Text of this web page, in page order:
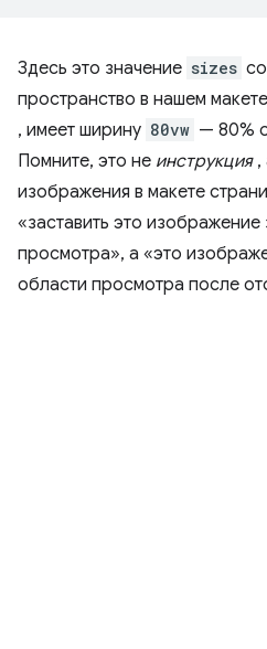
Здесь это значение sizes
пространство в нашем
, имеет ширину 80vw — 80%
Помните, это не инструкция,
изображения в макете
«заставить это
просмотра», а «это
области просмотра после